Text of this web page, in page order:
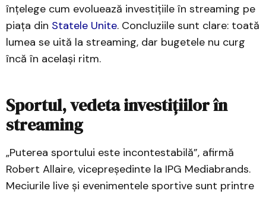
înțelege cum evoluează investițiile în streaming pe
piața din Statele Unite. Concluziile sunt clare: toată
lumea se uită la streaming, dar bugetele nu curg
încă în același ritm.
Sportul, vedeta investițiilor în
streaming
„Puterea sportului este incontestabilă”, afirmă
Robert Allaire, vicepreședinte la IPG Mediabrands.
Meciurile live și evenimentele sportive sunt printre